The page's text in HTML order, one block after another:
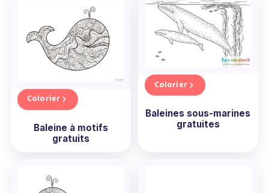
Colorier
Baleine à motifs
gratuits
Colorier
Baleines sous-marines
gratuites